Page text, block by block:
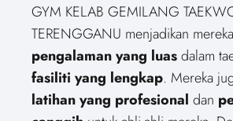
GYM KELAB GEMILANG
TERENGGANU menjadikan
pengalaman yang luasdalam
fasiliti yang lengkap. Mereka
latihan yang profesional dan